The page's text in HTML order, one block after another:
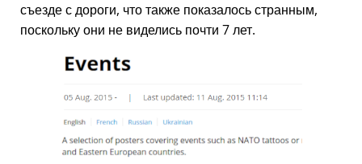
съезде с дороги, что также показалось странным,
поскольку они не виделись почти 7 лет.